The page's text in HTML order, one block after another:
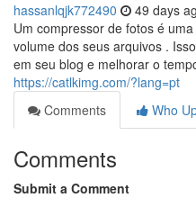
hassanlqjk772490 49 days
Um compressor de fotos é
volume dos seus arquivos .
em seu blog e melhorar o
https://catlkimg.com/?lang=pt
Comments
Who
Comments
Submit a Comment